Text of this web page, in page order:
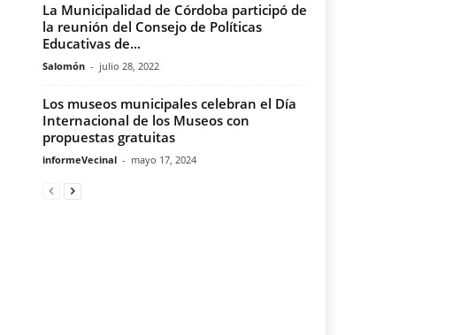
La Municipalidad de Córdoba participó de
la reunión del Consejo de Políticas
Educativas de...
Salomón - julio 28, 2022
Los museos municipales celebran el Día
Internacional de los Museos con
propuestas gratuitas
informeVecinal - mayo 17, 2024